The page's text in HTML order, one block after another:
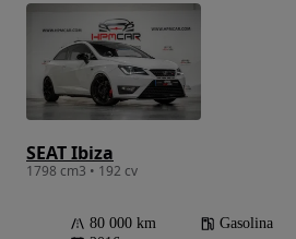
SEAT Ibiza
1798 cm3 • 192 cv
80 000 km Gasolina